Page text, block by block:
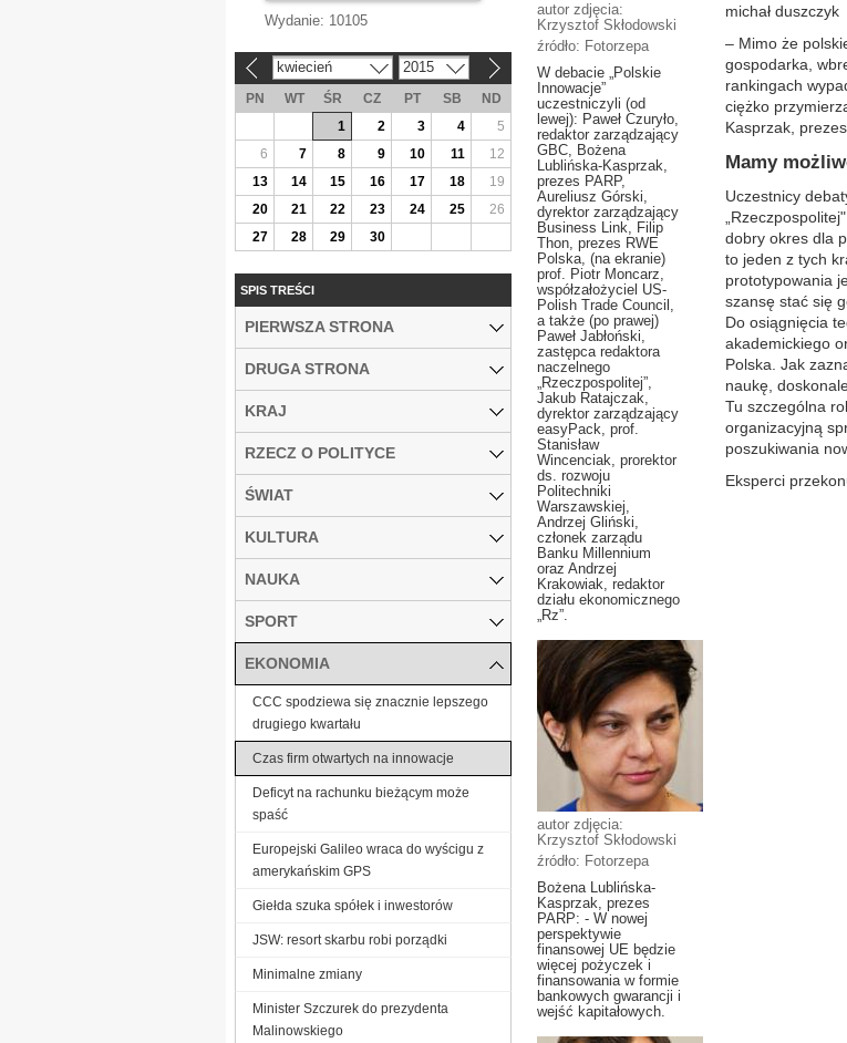
autor zdjęcia:
Krzysztof Skłodowski
źródło: Fotorzepa
W debacie „Polskie
Innowacje”
uczestniczyli (od
lewej): Paweł Czuryło,
redaktor zarządzający
GBC, Bożena
Lublińska-Kasprzak,
prezes PARP,
Aureliusz Górski,
dyrektor zarządzający
Business Link, Filip
Thon, prezes RWE
Polska, (na ekranie)
prof. Piotr Moncarz,
współzałożyciel US-
Polish Trade Council,
a także (po prawej)
Paweł Jabłoński,
zastępca redaktora
naczelnego
„Rzeczpospolitej”,
Jakub Ratajczak,
dyrektor zarządzający
easyPack, prof.
Stanisław
Wincenciak, prorektor
ds. rozwoju
Politechniki
Warszawskiej,
Andrzej Gliński,
członek zarządu
Banku Millennium
oraz Andrzej
Krakowiak, redaktor
działu ekonomicznego
„Rz”.
autor zdjęcia:
Krzysztof Skłodowski
źródło: Fotorzepa
Bożena Lublińska-
Kasprzak, prezes
PARP: - W nowej
perspektywie
finansowej UE będzie
więcej pożyczek i
finansowania w formie
bankowych gwarancji i
wejść kapitałowych.
michał duszczyk
– Mimo że
gospodarka,
rankingach
ciężko
Kasprzak,
Mamy
Uczestnicy
dobry okres dla
to jeden z tych
prototypowania
szansę stać się
Do osiągnięcia
akademickiego
Polska. Jak
naukę,
Tu szczególna
organizacyjną
poszukiwania
Eksperci
Wydanie: 10105
kwiecień 2015
PN WT ŚR CZ PT SB
ND
1
2 3 4
5
6
7 8 9 10 11
12
13
14 15 16 17 18
19
20
21 22 23 24 25
26
27
28 29 30
SPIS TREŚCI
PIERWSZA STRONA
DRUGA STRONA
KRAJ
RZECZ O POLITYCE
ŚWIAT
KULTURA
NAUKA
SPORT
EKONOMIA
CCC spodziewa się znacznie lepszego
drugiego kwartału
Czas firm otwartych na innowacje
Deficyt na rachunku bieżącym może
spaść
Europejski Galileo wraca do wyścigu z
amerykańskim GPS
Giełda szuka spółek i inwestorów
JSW: resort skarbu robi porządki
Minimalne zmiany
Minister Szczurek do prezydenta
Malinowskiego